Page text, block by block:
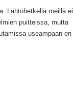
Lähtöhetkellä meillä ei
puitteissa, mutta
useampaan eri